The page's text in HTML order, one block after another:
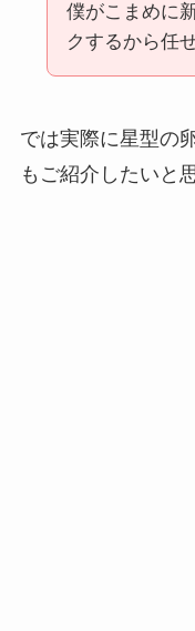
僕がこまめに
クするから任
では実際に星型の
もご紹介したいと